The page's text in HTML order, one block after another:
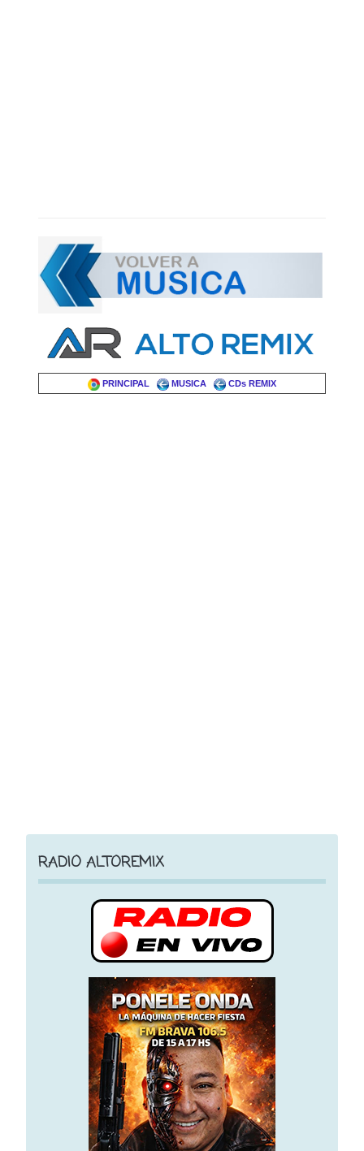
PRINCIPAL MUSICA CDs REMIX
RADIO ALTOREMIX